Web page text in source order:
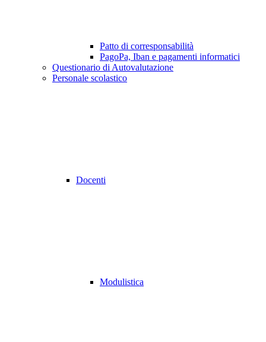
Patto di corresponsabilità
PagoPa, Iban e pagamenti informatici
Questionario di Autovalutazione
Personale scolastico
Docenti
Modulistica